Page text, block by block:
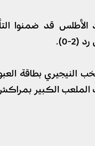
قد ضمنوا
(2-0).
الملعب الكبير